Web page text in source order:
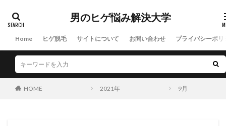
男のヒゲ悩み解決大学
Home ヒゲ脱毛 サイトについて お問い合わせ プライバシーポリ
HOME 2021年 9月